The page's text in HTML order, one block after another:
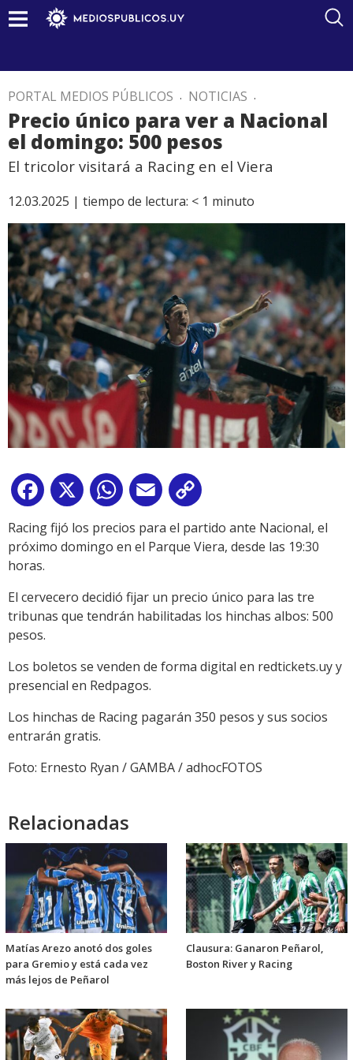
PORTAL MEDIOS PÚBLICOS . NOTICIAS .
Precio único para ver a Nacional
el domingo: 500 pesos
El tricolor visitará a Racing en el Viera
12.03.2025 | tiempo de lectura: < 1 minuto
Facebook
X WhatsApp
Email
Link
Racing fijó los precios para el partido ante Nacional, el
próximo domingo en el Parque Viera, desde las 19:30
horas.
El cervecero decidió fijar un precio único para las tre
tribunas que tendrán habilitadas los hinchas albos: 500
pesos.
Los boletos se venden de forma digital en redtickets.uy y
presencial en Redpagos.
Los hinchas de Racing pagarán 350 pesos y sus socios
entrarán gratis.
Foto: Ernesto Ryan / GAMBA / adhocFOTOS
Relacionadas
Matías Arezo anotó dos goles
para Gremio y está cada vez
más lejos de Peñarol
Clausura: Ganaron Peñarol,
Boston River y Racing